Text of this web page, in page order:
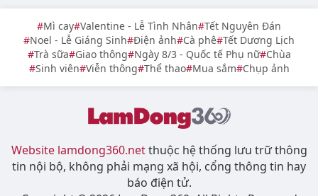
Mì cay Valentine - Lễ Tình Nhân Tết Nguyên Đán
Noel - Lễ Giáng Sinh Điện ảnh Cà phê Tết Dương Lịch
Trà sữa Giao thông Ngày 8/3 - Quốc tế Phụ nữ Chùa
Sinh viên Viễn thông Thể thao Mua sắm Chụp ảnh
Website lamdong360.netthuộc hệ thống lưu trữ thông
tin nội bộ, không phải mạng xã hội, cổng thông tin hay
báo điện tử.